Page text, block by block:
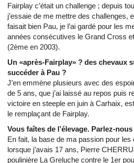
Fairplay c’était un challenge ; depuis
j’essaie de me mettre des challenges,
faisait bien Pau, je l’ai gardé pour les
années consécutives le Grand Cross
(2ème en 2003).
Un «après-Fairplay» ? des chevaux
succéder à Pau ?
J’en emmène plusieurs avec des
de 5 ans, que j’ai laissé au repos puis
victoire en steeple en juin à Carhaix,
le remplaçant de Fairplay.
Vous faîtes de l’élevage. Parlez-nous
En fait, la base de ma passion pour les
lorsque j’avais 17 ans, Pierre
poulinière La Greluche contre le 1er